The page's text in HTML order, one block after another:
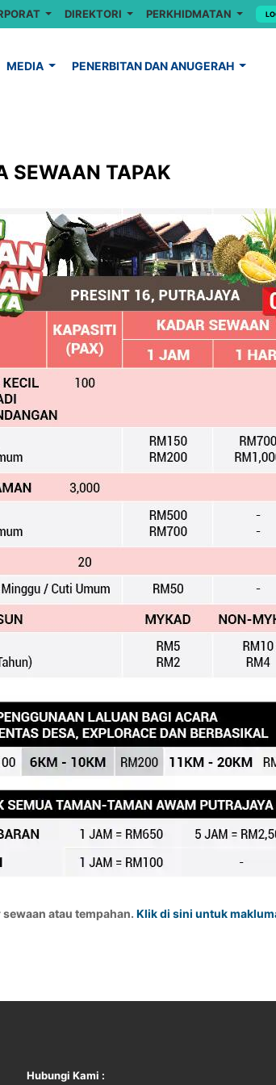
DIREKTORI PERKHIDMATAN
MEDIA PENERBITAN DAN ANUGERAH
SEWAAN TAPAK
atau tempahan. Klik di sini untuk
Hubungi Kami :